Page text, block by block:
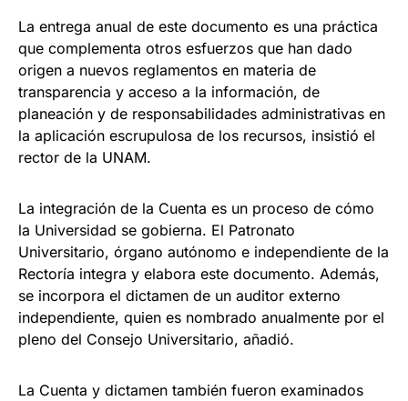
La entrega anual de este documento es una práctica
que complementa otros esfuerzos que han dado
origen a nuevos reglamentos en materia de
transparencia y acceso a la información, de
planeación y de responsabilidades administrativas en
la aplicación escrupulosa de los recursos, insistió el
rector de la UNAM.
La integración de la Cuenta es un proceso de cómo
la Universidad se gobierna. El Patronato
Universitario, órgano autónomo e independiente de la
Rectoría integra y elabora este documento. Además,
se incorpora el dictamen de un auditor externo
independiente, quien es nombrado anualmente por el
pleno del Consejo Universitario, añadió.
La Cuenta y dictamen también fueron examinados